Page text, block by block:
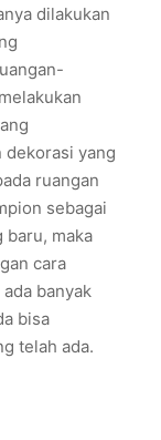
dilakukan
dekorasi yang
ruangan
sebagai
baru, maka
cara
banyak
bisa
telah ada.